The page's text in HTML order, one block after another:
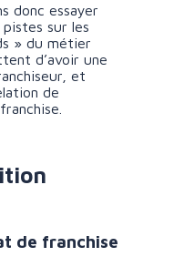
donc essayer
sur les
» du métier
d’avoir une
et
de
de franchise